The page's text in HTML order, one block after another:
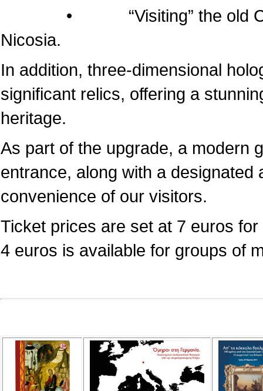
• “Visiting” the old
Nicosia.
In addition, three-dimensional
significant relics, offering a
heritage.
As part of the upgrade, a modern
entrance, along with a
convenience of our visitors.
Ticket prices are set at 7 euros
4 euros is available for groups of